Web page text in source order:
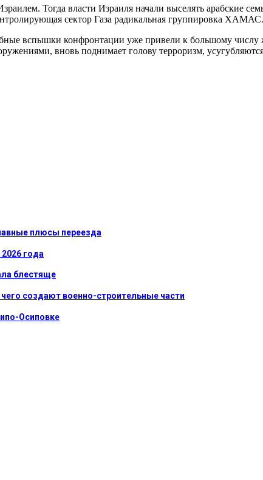
Тогда власти Израиля начали выселять арабские
сектор Газа радикальная группировка
вспышки конфронтации уже привели к большому
вновь поднимает голову терроризм,
плюсы переезда
года
блестяще
создают военно-строительные части
Осиповке